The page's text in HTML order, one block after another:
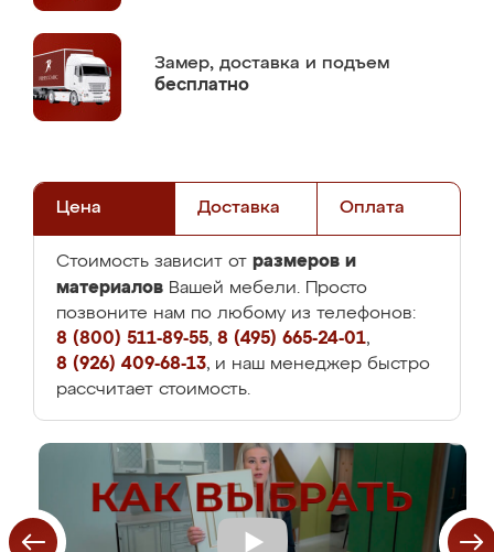
Замер, доставка и подъем
бесплатно
Цена Доставка Оплата
Стоимость зависит от размеров и
материалов Вашей мебели. Просто
позвоните нам по любому из телефонов:
8 (800) 511-89-55, 8 (495) 665-24-01,
8 (926) 409-68-13, и наш менеджер быстро
рассчитает стоимость.